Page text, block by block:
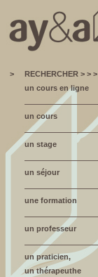
>
RECHERCHER > > >
un cours en ligne
un cours
un stage
un séjour
une formation
un professeur
un praticien,
un thérapeuthe